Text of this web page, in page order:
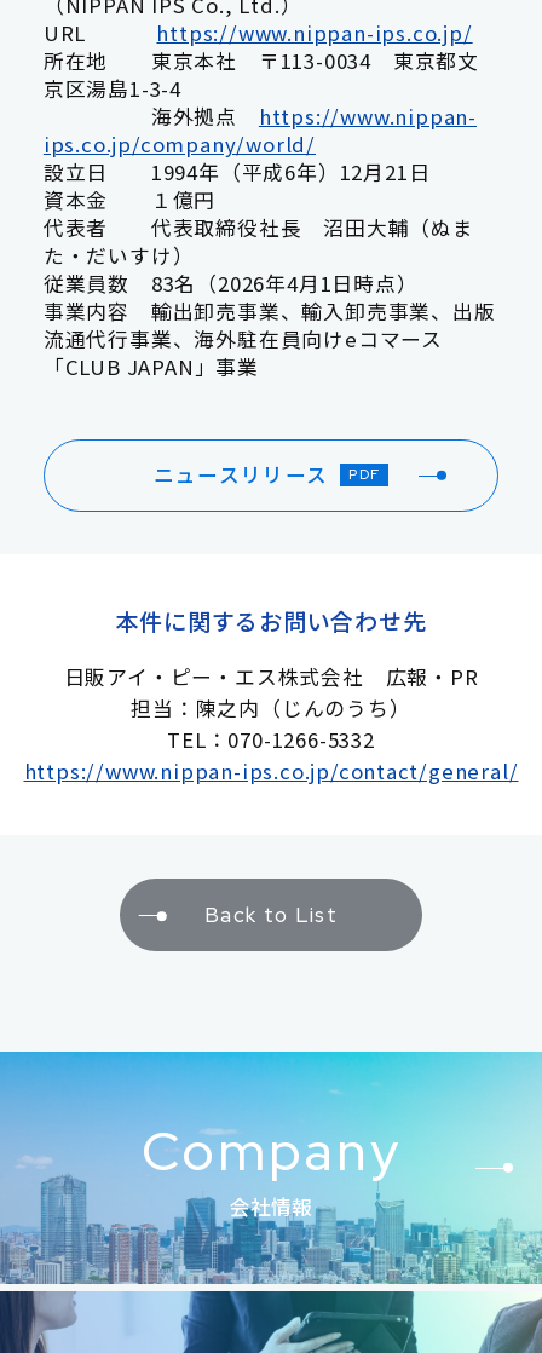
URL https://www.nippan-ips.co.jp/
所在地 東京本社 〒113-0034 東京都文
京区湯島1-3-4
海外拠点 https://www.nippan-
ips.co.jp/company/world/
設立日 1994年（平成6年）12月21日
資本金 １億円
代表者 代表取締役社長 沼田大輔（ぬま
た・だいすけ）
従業員数 83名（2026年4月1日時点）
事業内容 輸出卸売事業、輸入卸売事業、出版
流通代行事業、海外駐在員向けeコマース
「CLUB JAPAN」事業
ニュースリリース PDF
本件に関するお問い合わせ先
日販アイ・ピー・エス株式会社 広報・PR
担当：陳之内（じんのうち）
TEL：070-1266-5332
https://www.nippan-ips.co.jp/contact/general/
Back to List
Company
会社情報